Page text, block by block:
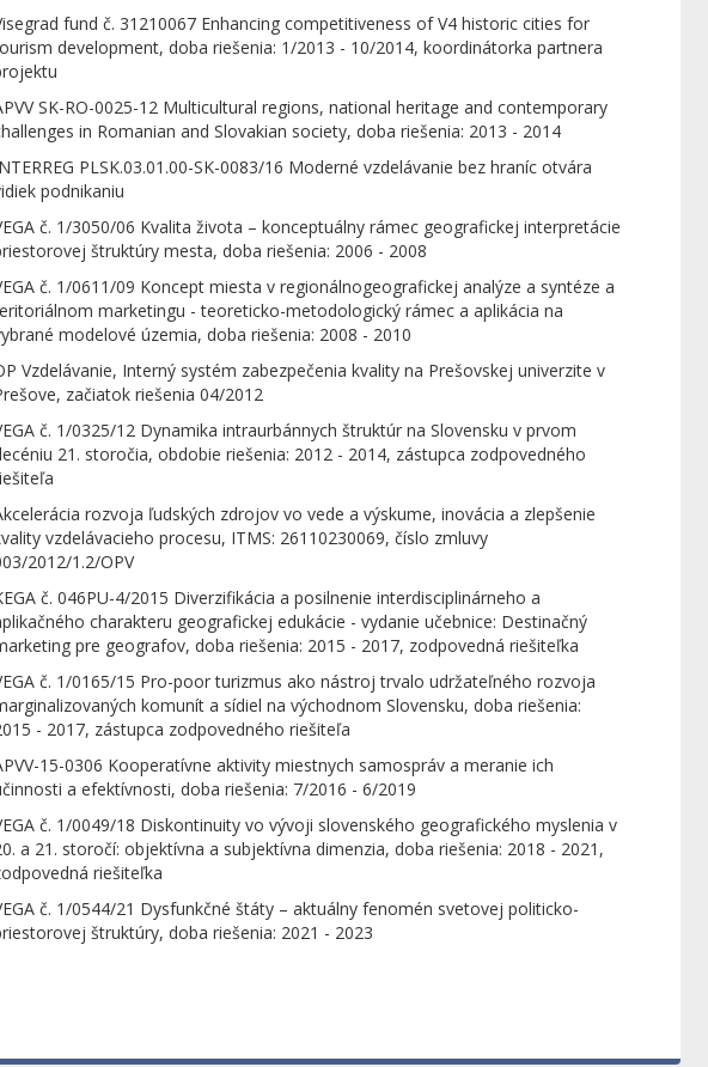
fund č. 31210067 Enhancing competitiveness of V4 historic cities for
development, doba riešenia: 1/2013 - 10/2014, koordinátorka partnera
SK-RO-0025-12 Multicultural regions, national heritage and contemporary
in Romanian and Slovakian society, doba riešenia: 2013 - 2014
PLSK.03.01.00-SK-0083/16 Moderné vzdelávanie bez hraníc otvára
podnikaniu
č. 1/3050/06 Kvalita života – konceptuálny rámec geografickej interpretácie
štruktúry mesta, doba riešenia: 2006 - 2008
č. 1/0611/09 Koncept miesta v regionálnogeografickej analýze a syntéze a
marketingu - teoreticko-metodologický rámec a aplikácia na
modelové územia, doba riešenia: 2008 - 2010
Vzdelávanie, Interný systém zabezpečenia kvality na Prešovskej univerzite v
začiatok riešenia 04/2012
č. 1/0325/12 Dynamika intraurbánnych štruktúr na Slovensku v prvom
21. storočia, obdobie riešenia: 2012 - 2014, zástupca zodpovedného
rozvoja ľudských zdrojov vo vede a výskume, inovácia a zlepšenie
vzdelávacieho procesu, ITMS: 26110230069, číslo zmluvy
2012/1.2/OPV
č. 046PU-4/2015 Diverzifikácia a posilnenie interdisciplinárneho a
charakteru geografickej edukácie - vydanie učebnice: Destinačný
pre geografov, doba riešenia: 2015 - 2017, zodpovedná riešiteľka
č. 1/0165/15 Pro-poor turizmus ako nástroj trvalo udržateľného rozvoja
komunít a sídiel na východnom Slovensku, doba riešenia:
- 2017, zástupca zodpovedného riešiteľa
15-0306 Kooperatívne aktivity miestnych samospráv a meranie ich
a efektívnosti, doba riešenia: 7/2016 - 6/2019
č. 1/0049/18 Diskontinuity vo vývoji slovenského geografického myslenia v
a 21. storočí: objektívna a subjektívna dimenzia, doba riešenia: 2018 - 2021,
riešiteľka
č. 1/0544/21 Dysfunkčné štáty – aktuálny fenomén svetovej politicko-
štruktúry, doba riešenia: 2021 - 2023